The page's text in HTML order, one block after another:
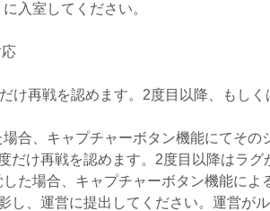
入室してください。
け再戦を認めます。2度目以降、もし
合、キャプチャーボタン機能にてそ
け再戦を認めます。2度目以降はラグ
た場合、キャプチャーボタン機能によ
し、運営に提出してください。運営が